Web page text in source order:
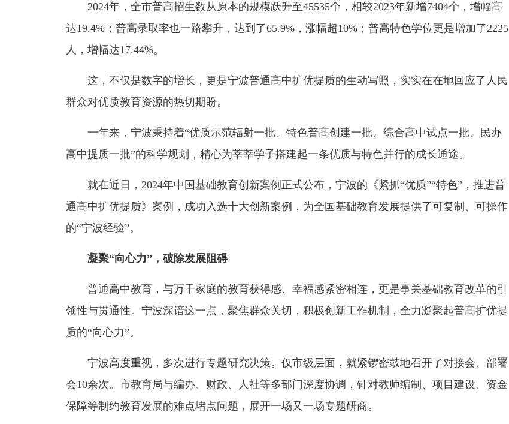
2024年，全市普高招生数从原本的规模跃升至45535个，相较2023年新增7404个，增幅高
达19.4%；普高录取率也一路攀升，达到了65.9%，涨幅超10%；普高特色学位更是增加了2225
人，增幅达17.44%。
这，不仅是数字的增长，更是宁波普通高中扩优提质的生动写照，实实在在地回应了人民
群众对优质教育资源的热切期盼。
一年来，宁波秉持着“优质示范辐射一批、特色普高创建一批、综合高中试点一批、民办
高中提质一批”的科学规划，精心为莘莘学子搭建起一条优质与特色并行的成长通途。
就在近日，2024年中国基础教育创新案例正式公布，宁波的《紧抓“优质”“特色”，推进普
通高中扩优提质》案例，成功入选十大创新案例，为全国基础教育发展提供了可复制、可操作
的“宁波经验”。
凝聚“向心力”，破除发展阻碍
普通高中教育，与万千家庭的教育获得感、幸福感紧密相连，更是事关基础教育改革的引
领性与贯通性。宁波深谙这一点，聚焦群众关切，积极创新工作机制，全力凝聚起普高扩优提
质的“向心力”。
宁波高度重视，多次进行专题研究决策。仅市级层面，就紧锣密鼓地召开了对接会、部署
会10余次。市教育局与编办、财政、人社等多部门深度协调，针对教师编制、项目建设、资金
保障等制约教育发展的难点堵点问题，展开一场又一场专题研商。